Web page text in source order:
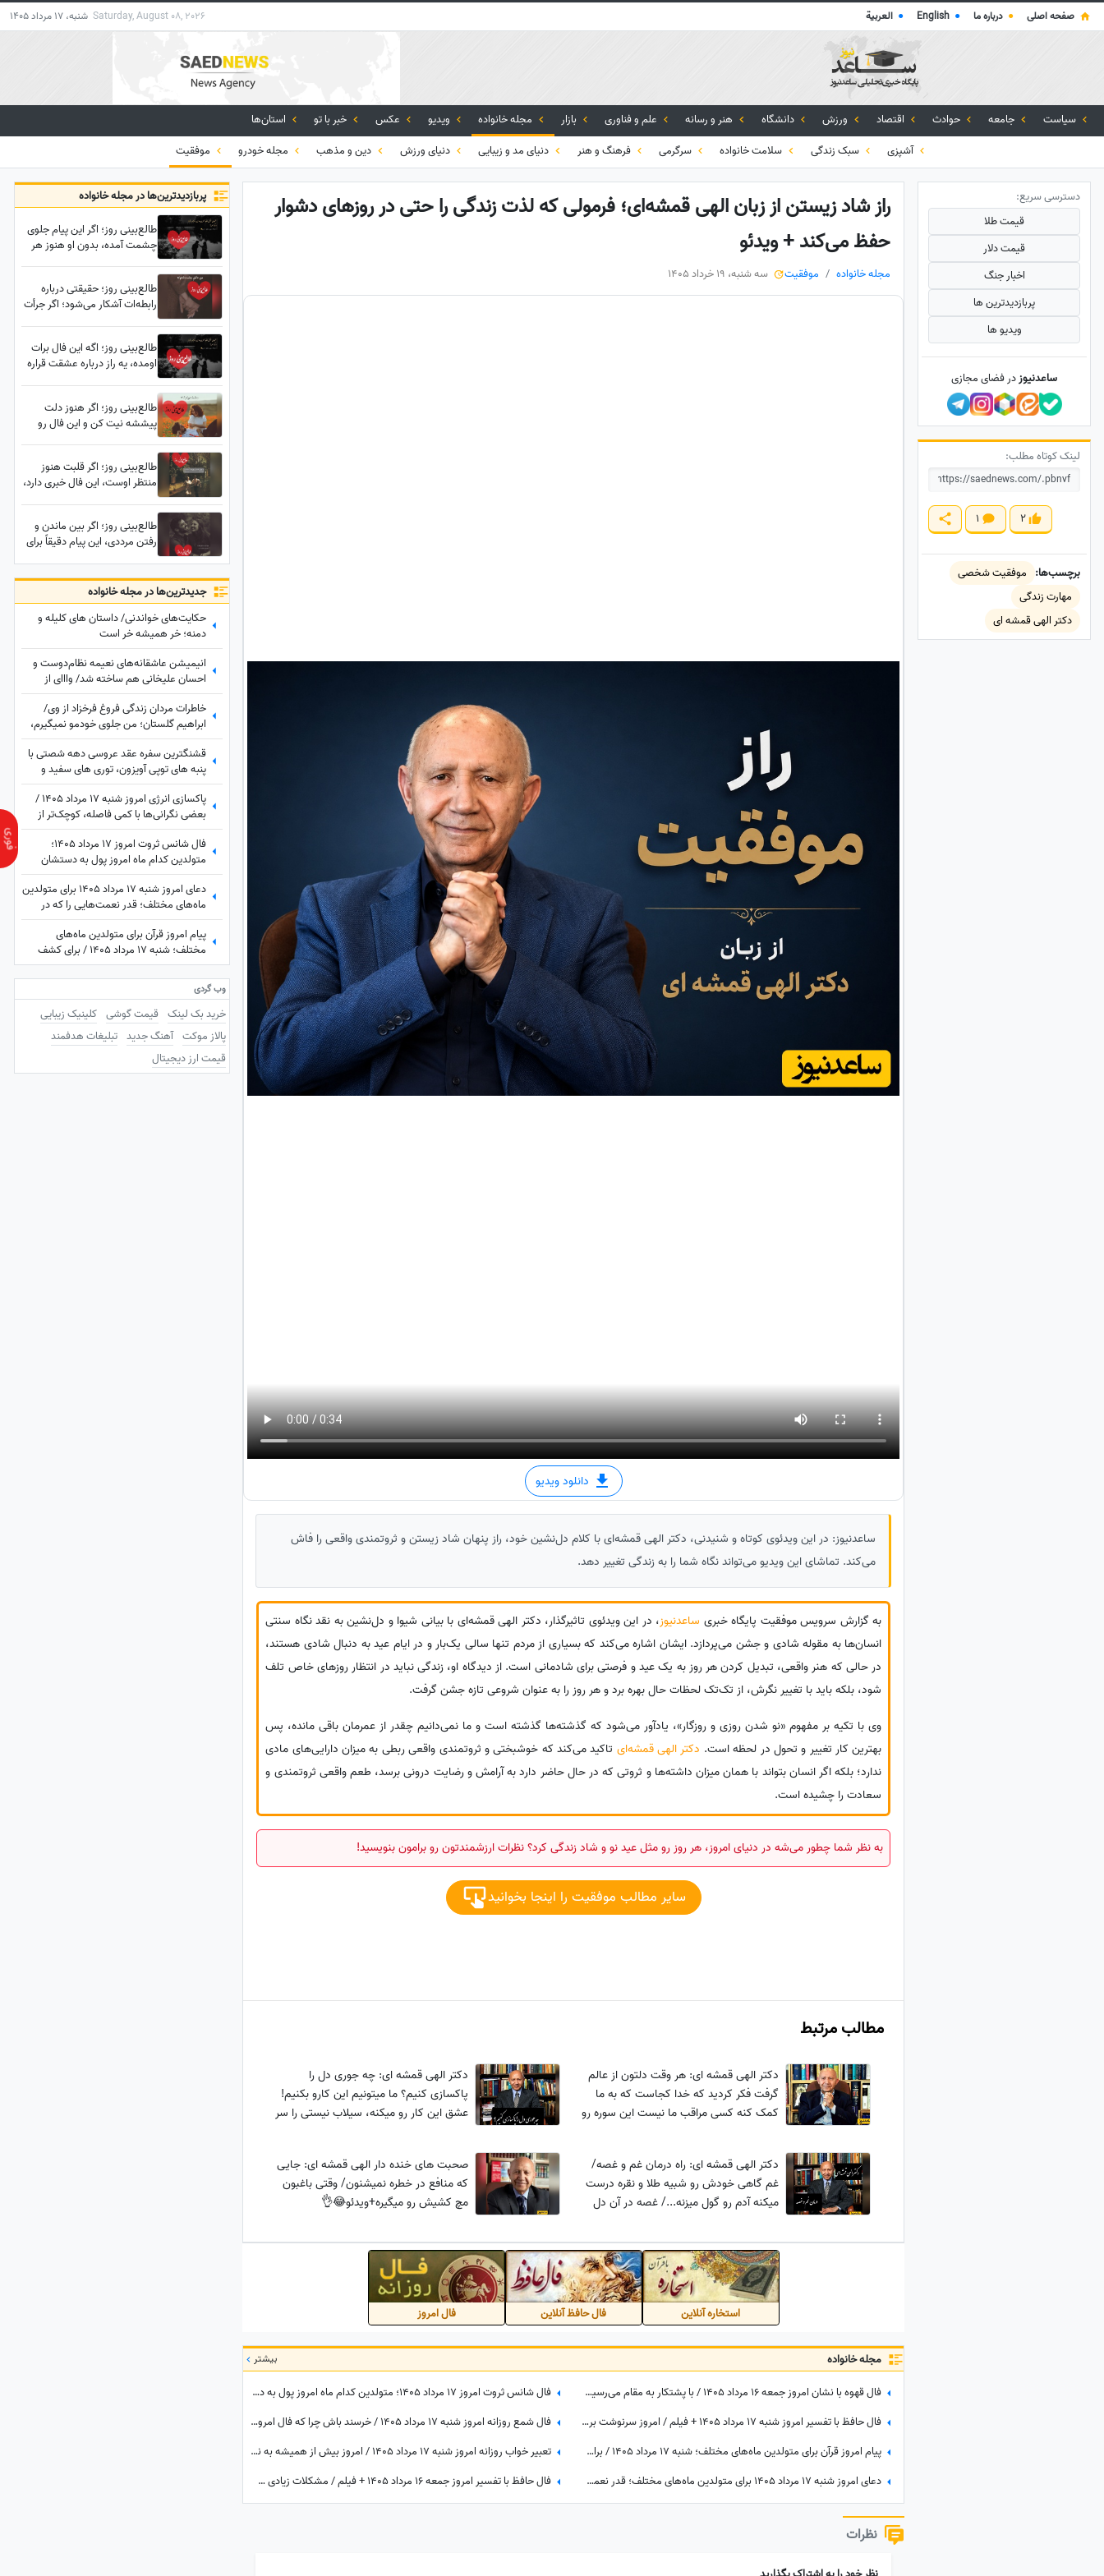
صفحه اصلی ● درباره ما ●
English
● العربية Saturday, August 08, 2026 شنبه، 17 مرداد 1405
سیاست جامعه حوادث اقتصاد ورزش دانشگاه هنر و رسانه علم و فناوری بازار مجله خانواده ویدیو عکس خبر با تو
استان‌ها
آشپزی
سبک زندگی سلامت خانواده سرگرمی فرهنگ و هنر دنیای مد و زیبایی دنیای ورزش دین و مذهب مجله خودرو موفقیت
راز شاد زیستن از زبان الهی قمشه‌ای؛ فرمولی که لذت زندگی را حتی در روزهای دشوار
حفظ می‌کند + ویدئو
مجله خانواده موفقیت سه شنبه، 19 خرداد 1405
دانلود ویدیو
ساعدنیوز: در این ویدئوی کوتاه و شنیدنی، دکتر الهی قمشه‌ای با کلام دل‌نشین خود، راز پنهان شاد زیستن و ثروتمندی واقعی را فاش
می‌کند. تماشای این ویدیو می‌تواند نگاه شما را به زندگی تغییر دهد.
به گزارش سرویس موفقیت پایگاه خبری ساعدنیوز، در این ویدئوی تاثیرگذار، دکتر الهی قمشه‌ای با بیانی شیوا و دل‌نشین به نقد نگاه سنتی
انسان‌ها به مقوله شادی و جشن می‌پردازد. ایشان اشاره می‌کند که بسیاری از مردم تنها سالی یک‌بار و در ایام عید به دنبال شادی هستند،
در حالی که هنر واقعی، تبدیل کردن هر روز به یک عید و فرصتی برای شادمانی است. از دیدگاه او، زندگی نباید در انتظار روزهای خاص تلف
شود، بلکه باید با تغییر نگرش، از تک‌تک لحظات حال بهره برد و هر روز را به عنوان شروعی تازه جشن گرفت.
وی با تکیه بر مفهوم «نو شدن روزی و روزگار»، یادآور می‌شود که گذشته‌ها گذشته است و ما نمی‌دانیم چقدر از عمرمان باقی مانده، پس
بهترین کار تغییر و تحول در لحظه است. دکتر الهی قمشه‌ای تاکید می‌کند که خوشبختی و ثروتمندی واقعی ربطی به میزان دارایی‌های مادی
ندارد؛ بلکه اگر انسان بتواند با همان میزان داشته‌ها و ثروتی که در حال حاضر دارد به آرامش و رضایت درونی برسد، طعم واقعی ثروتمندی و
سعادت را چشیده است.
به نظر شما چطور می‌شه در دنیای امروز، هر روز رو مثل عید نو و شاد زندگی کرد؟ نظرات ارزشمندتون رو برامون بنویسید!
سایر مطالب موفقیت را اینجا بخوانید
مطالب مرتبط
دکتر الهی قمشه ای: هر وقت دلتون از عالم
گرفت فکر کردید که خدا کجاست که به ما
کمک کنه کسی مراقب ما نیست این سوره رو
دکتر الهی قمشه ای: چه جوری دل را
پاکسازی کنیم؟ ما میتونیم این کارو بکنیم!
عشق این کار رو میکنه، سیلاب نیستی را سر
دکتر الهی قمشه ای: راه درمان غم و غصه/
غم گاهی خودش رو شبیه طلا و نقره درست
میکنه آدم رو گول میزنه.../ غصه در آن دل
صحبت های خنده دار الهی قمشه ای: جایی
که منافع در خطره نمیشنون/ وقتی باغبون
مچ کشیش رو میگیره+ویدئو😂👌
استخاره آنلاین فال حافظ آنلاین فال امروز
مجله خانواده بیشتر
فال قهوه با نشان امروز جمعه 16 مرداد 1405 / با پشتکار به مقام می‌رسید، از حیله دوستان خود را پنهان کنید
فال شانس ثروت امروز 17 مرداد 1405؛ متولدین کدام ماه امروز پول به دستشان می‌رسد؟ شاید شانس امروز با تو یار باشه😍💲💸💰واریزی غیرمنتظره در راهه...
فال حافظ با تفسیر امروز شنبه 17 مرداد 1405 + فیلم / امروز سرنوشت برایتان هدیه‌ای بزرگ کنار گذاشته؛ شادی و موفقیت خیلی زود درِ خانه‌تان را می‌زنند!
فال شمع روزانه امروز شنبه 17 مرداد 1405 / خرسند باش چرا که فال امروزت با همیشه فرق داره، تغییر بزرگی در راهه، ثروت، عشق یا سفر
پیام امروز قرآن برای متولدین ماه‌های مختلف؛ شنبه 17 مرداد 1405 / برای کشف آرامش و خوشبختی به آغوش خدا برویم
تعبیر خواب روزانه امروز شنبه 17 مرداد 1405 / امروز بیش از همیشه به ندای قلب خود توجه کنید؛ پاسخ بسیاری از تردیدها را خواهید یافت
دعای امروز شنبه 17 مرداد 1405 برای متولدین ماه‌های مختلف؛ قدر نعمت‌هایی را که در زندگی‌ات داری بدان؛ گاهی بزرگ‌ترین داشته‌ها، همان چیزهایی هستند که به آن‌ها عادت کرده‌ایم.
فال حافظ با تفسیر امروز جمعه 16 مرداد 1405 + فیلم / مشکلات زیادی سر راه تان وجود دارد اما ...
نظرات
پربازدید‌ترین‌ها در مجله خانواده
طالع‌بینی روز؛ اگر این پیام جلوی
چشمت آمده، بدون او هنوز هر
بدتره
طالع‌بینی روز؛ حقیقتی درباره
رابطه‌ات آشکار می‌شود؛ اگر جرأت
طالع‌بینی روز؛ اگه این فال برات
اومده، یه راز درباره عشقت قراره
طالع‌بینی روز؛ اگر هنوز دلت
پیششه نیت کن و این فال رو
داره اینجاست❤ / سه‌شنبه 6
مرداد 1405
طالع‌بینی روز؛ اگر قلبت هنوز
منتظر اوست، این فال خبری دارد،
می‌دهد...
طالع‌بینی روز؛ اگر بین ماندن و
رفتن مرددی، این پیام دقیقاً برای
تصمیم زندگی‌ات را عوض می‌کند
جدید‌ترین‌ها در مجله خانواده
حکایت‌های خواندنی/ داستان های کلیله و
دمنه؛ خر همیشه خر است
انیمیشن عاشقانه‌های نعیمه نظام‌دوست و
احسان علیخانی هم ساخته شد/ وااای از
دست نعیمه و خنده‌هاش🤣
خاطرات مردان زندگی فروغ فرخزاد از وی/
ابراهیم گلستان؛ من جلوی خودمو نمیگیرم،
فروغ.. / حسین منصوری؛ من فکر میکردم که
فروغ بیماری داره و گریه میکنه..
قشنگترین سفره عقد عروسی دهه شصتی با
پنبه های توپی آویزون، توری های سفید و
صورتی، آینه و شمعدون طلایی و کیک با
دیزاین مخصوص همون روزا
پاکسازی انرژی امروز شنبه 17 مرداد 1405 /
بعضی نگرانی‌ها با کمی فاصله، کوچک‌تر از
چیزی می‌شوند که تصور می‌کردی
فال شانس ثروت امروز 17 مرداد 1405؛
متولدین کدام ماه امروز پول به دستشان
می‌رسد؟ شاید شانس امروز با تو یار باشه😍
💲💸💰واریزی غیرمنتظره در راهه...دعای امروز شنبه 17 مرداد 1405 برای متولدین
ماه‌های مختلف؛ قدر نعمت‌هایی را که در
زندگی‌ات داری بدان؛ گاهی بزرگ‌ترین
داشته‌ها، همان چیزهایی هستند که به آن‌ها
عادت کرده‌ایم.
پیام امروز قرآن برای متولدین ماه‌های
مختلف؛ شنبه 17 مرداد 1405 / برای کشف
آرامش و خوشبختی به آغوش خدا برویم
وب گردی
خرید بک لینک قیمت گوشی کلینیک زیبایی
پالاز موکت آهنگ جدید تبلیغات هدفمند
قیمت ارز دیجیتال
دسترسی سریع:
قیمت طلا
قیمت دلار
اخبار جنگ
پربازدید‌ترین ها
ویدیو ها
ساعدنیوزدر فضای مجازی
لینک کوتاه مطلب:
2
1
برچسب‌ها: موفقیت شخصی
مهارت زندگی
دکتر الهی قمشه ای